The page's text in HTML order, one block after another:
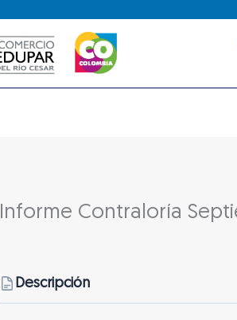
Informe Contraloría
Descripción